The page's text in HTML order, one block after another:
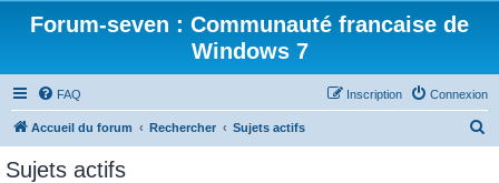
Forum-seven : Communauté francaise de
Windows 7
FAQ Connexion
Inscription
Accueil du forum Rechercher Sujets actifs
Sujets actifs